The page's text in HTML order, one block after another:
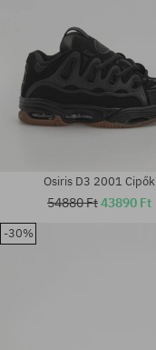
Osiris D3 2001 Cipők
54880 Ft43890 Ft
-30%